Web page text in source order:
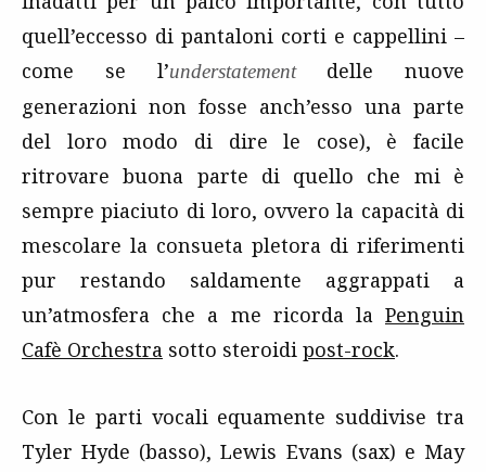
quell’eccesso di pantaloni corti e cappellini –
come se l’understatementdelle nuove
generazioni non fosse anch’esso una parte
del loro modo di dire le cose), è facile
ritrovare buona parte di quello che mi è
sempre piaciuto di loro, ovvero la capacità di
mescolare la consueta pletora di riferimenti
pur restando saldamente aggrappati a
un’atmosfera che a me ricorda la Penguin
Cafè Orchestra sotto steroidi post-rock.
Con le parti vocali equamente suddivise tra
Tyler Hyde (basso), Lewis Evans (sax) e May